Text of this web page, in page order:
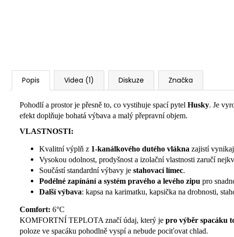
Popis Videa (1) Diskuze Značka
Pohodlí a prostor je přesně to, co vystihuje spací pytel Husky. Je
efekt doplňuje bohatá výbava a malý přepravní objem.
VLASTNOSTI:
Kvalitní výplň z 1-kanálkového dutého vlákna zajistí
Vysokou odolnost, prodyšnost a izolační vlastnosti zaručí
Součástí standardní výbavy je stahovací límec.
Podélné zapínání a systém pravého a levého zipu pro
Další výbava: kapsa na karimatku, kapsička na drobnosti,
Comfort: 6°C
KOMFORTNÍ TEPLOTA značí údaj, který je pro výběr spacáku
poloze ve spacáku pohodlně vyspí a nebude pociťovat chlad.